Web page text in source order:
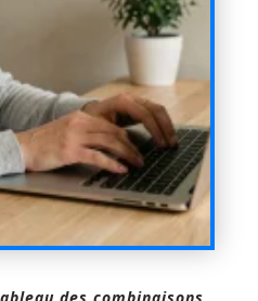
des combinaisons